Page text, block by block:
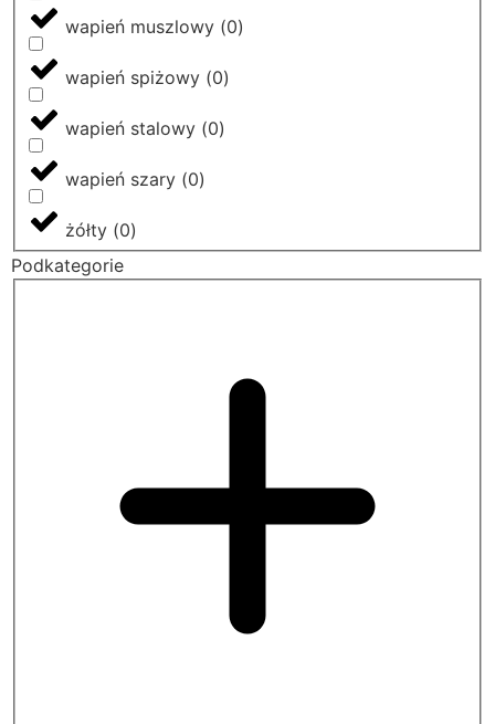
wapień muszlowy (0)
wapień spiżowy (0)
wapień stalowy (0)
wapień szary (0)
żółty (0)
Podkategorie